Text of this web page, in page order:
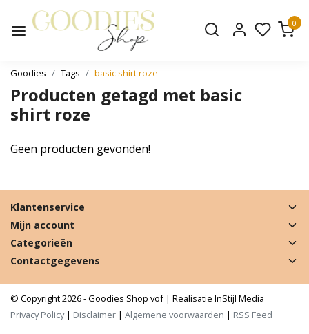
0
Goodies Tags basic shirt roze
Producten getagd met basic
shirt roze
Geen producten gevonden!
Klantenservice
Mijn account
Categorieën
Contactgegevens
© Copyright 2026 - Goodies Shop vof | Realisatie InStijl Media
Privacy Policy| Disclaimer | Algemene voorwaarden | RSS Feed